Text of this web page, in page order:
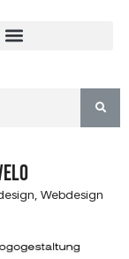
Webdesign